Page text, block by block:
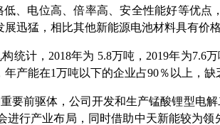
、电位高、倍率高、安全性能好等优
迅猛，相比其他新能源电池材料具有价
计，2018年为 5.8万吨，2019年为7.6
产能在1万吨以下的企业占90％以上，缺
要前驱体，公司开发和生产锰酸锂型电
行产业布局，同时借助中天新能较为